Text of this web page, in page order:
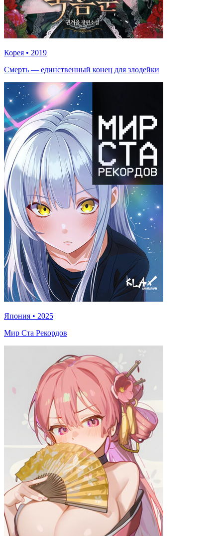
Корея • 2019
Смерть — единственный конец для злодейки
Япония • 2025
Мир Ста Рекордов